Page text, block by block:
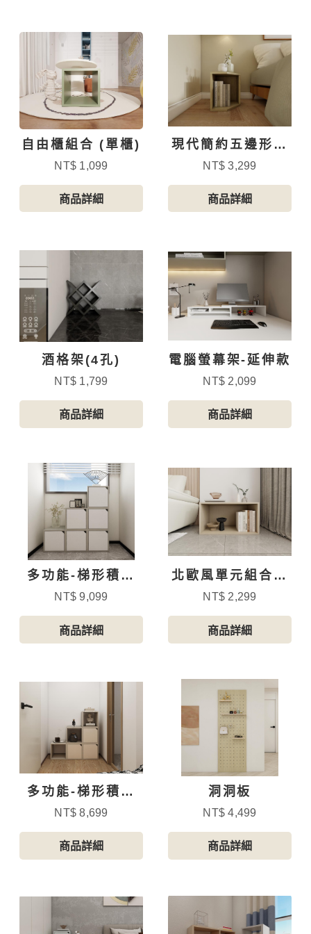
自由櫃組合 (單櫃)
NT$ 1,099
商品詳細
現代簡約五邊形轉
角置物架-B款
NT$ 3,299
商品詳細
酒格架(4孔)
NT$ 1,799
商品詳細
電腦螢幕架-延伸款
NT$ 2,099
商品詳細
多功能-梯形積木
櫃-1(無背板)
NT$ 9,099
商品詳細
北歐風單元組合櫃
(開放格)A款
NT$ 2,299
商品詳細
多功能-梯形積木
櫃-3
NT$ 8,699
商品詳細
洞洞板
NT$ 4,499
商品詳細